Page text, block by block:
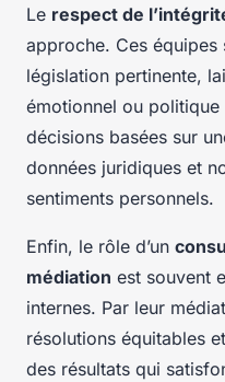
Le respect de
approche. Ces équipes
législation pertinente,
émotionnel ou
décisions basées sur
données juridiques et
sentiments personnels.
Enfin, le rôle d’un
médiation est souvent
internes. Par leur
résolutions équitables
des résultats qui